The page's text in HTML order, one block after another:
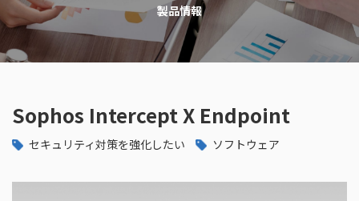
製品情報
Sophos Intercept X Endpoint
セキュリティ対策を強化したい ソフトウェア